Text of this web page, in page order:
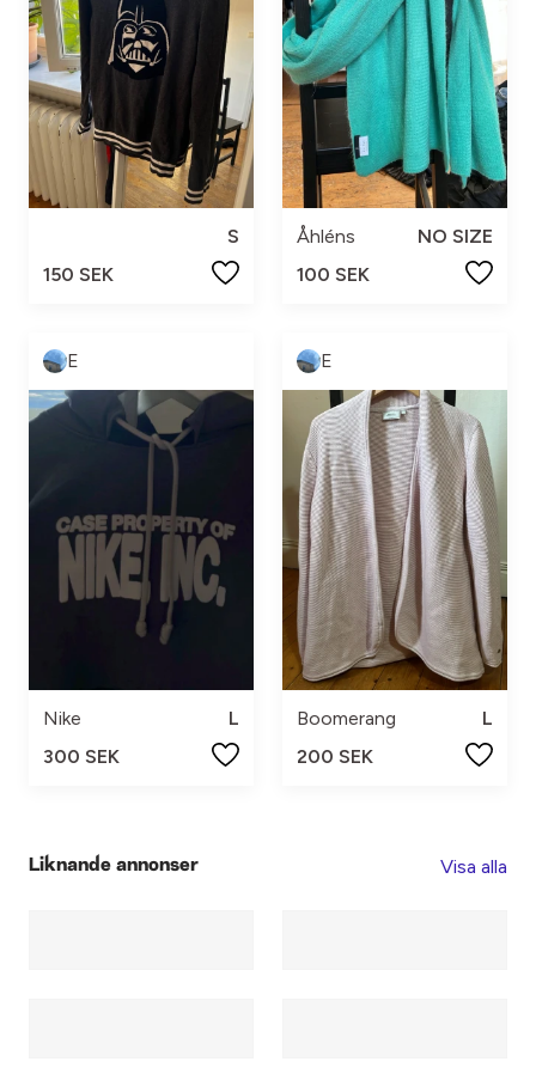
S
150 SEK
Åhléns
NO SIZE
100 SEK
E
Nike
L
300 SEK
E
Boomerang
L
200 SEK
Liknande annonser Visa alla